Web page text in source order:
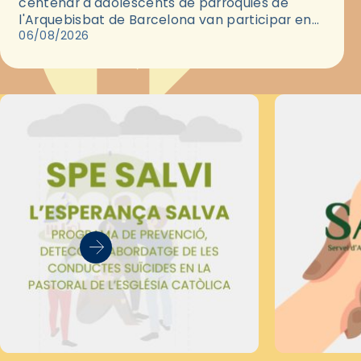
l'Arquebisbat de Barcelona van participar en
les convivències Be Apostle, organitzades pel
06/08/2026